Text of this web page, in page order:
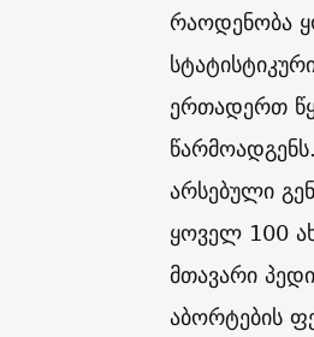
რაოდენობა
ერთადერთ
არსებული
ყოველ 100
მთავარი
აბორტების